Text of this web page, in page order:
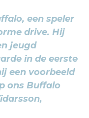
een speler
drive. Hij
jeugd
in de eerste
een voorbeeld
ons Buffalo